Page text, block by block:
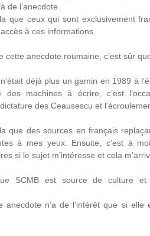
de l’anecdote.
que ceux qui sont exclusivement
accès à ces informations.
cette anecdote roumaine, c’est sûr
déjà plus un gamin en 1989 à
des machines à écrire, c’est
des Ceausescu et
que des sources en français
à mes yeux. Ensuite, c’est à
si le sujet m’intéresse et cela
SCMB est source de culture et
anecdote n’a de l’intérêt que si elle